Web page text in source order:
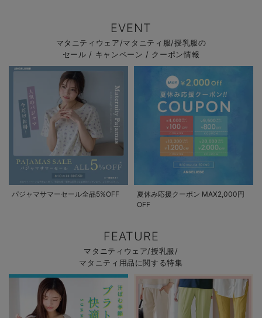
EVENT
マタニティウェア/マタニティ服/授乳服の
セール / キャンペーン / クーポン情報
パジャマサマーセール全品5%OFF
夏休み応援クーポン MAX2,000円
OFF
FEATURE
マタニティウェア/授乳服/
マタニティ用品に関する特集